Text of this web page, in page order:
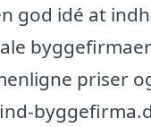
god idé at
byggefirmaer
priser